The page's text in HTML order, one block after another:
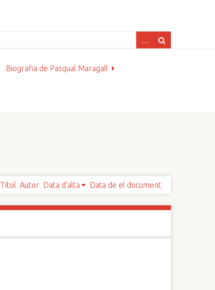
Biografia de Pasqual Maragall
Títol Autor Data d'alta Data de el document